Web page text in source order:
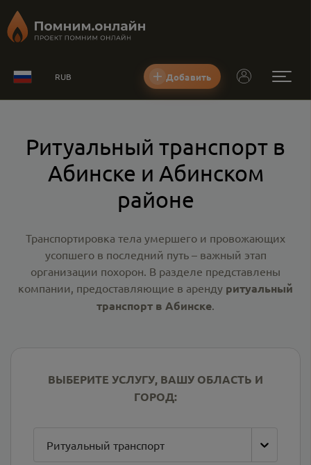
RUB Добавить
Ритуальный транспорт в
Абинске и Абинском
районе
Транспортировка тела умершего и провожающих
усопшего в последний путь – важный этап
организации похорон. В разделе представлены
компании, предоставляющие в аренду ритуальный
транспорт в Абинске.
ВЫБЕРИТЕ УСЛУГУ, ВАШУ ОБЛАСТЬ И
ГОРОД:
Ритуальный транспорт